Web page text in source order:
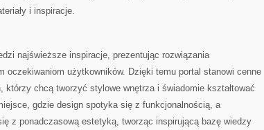
i inspiracje.
najświeższe inspiracje, prezentując rozwiązania
oczekiwaniom użytkowników. Dzięki temu portal stanowi cenne
którzy chcą tworzyć stylowe wnętrza i świadomie kształtować
gdzie design spotyka się z funkcjonalnością, a
z ponadczasową estetyką, tworząc inspirującą bazę wiedzy